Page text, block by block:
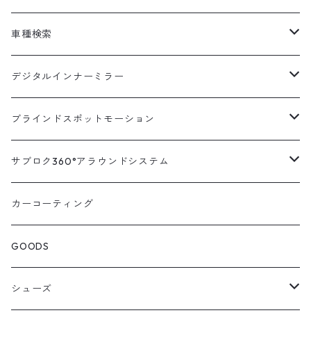
車種検索
汎用
トヨタ
ハイエース200系
アルファード・ヴェルファイア30系
ニッサン
エルグランドE52系
エルグランドE51系
ホンダ
オデッセイRC系
オデッセイRB系
マツダ
ダイハツ
デジタルインナーミラー
汎用キット
車種別対応キット
トヨタ
ニッサン
オプション
交換アーム付きキット
ブラインドスポットモーション
汎用キット
車種別ミラー付セット
ON/OFFスイッチ
オプション
サブロク360°アラウンドシステム
アラウンドシステム本体
オプション
カーコーティング
GOODS
シューズ